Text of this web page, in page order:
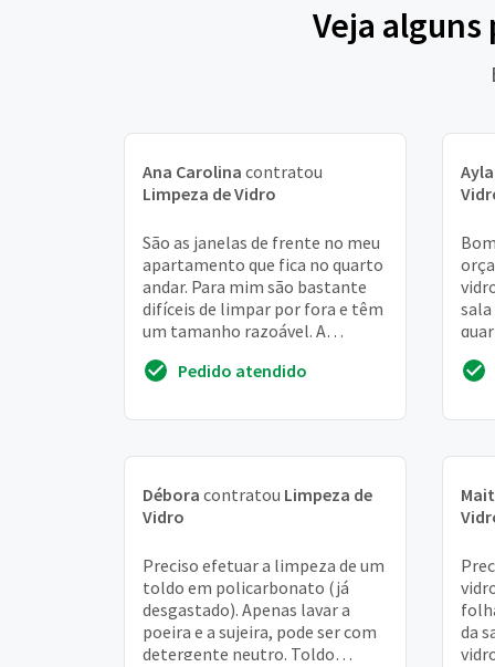
Veja alguns
Ana Carolina contratou
Limpeza de Vidro
São as janelas de frente no meu
apartamento que fica no quarto
andar. Para mim são bastante
difíceis de limpar por fora e têm
um tamanho razoável. A
2,5m de ...Pedido atendido
Ayla
sala
Débora contratou Limpeza de
Vidro
Preciso efetuar a limpeza de um
toldo em policarbonato (já
desgastado). Apenas lavar a
poeira e a sujeira, pode ser com
detergente neutro. Toldo
da